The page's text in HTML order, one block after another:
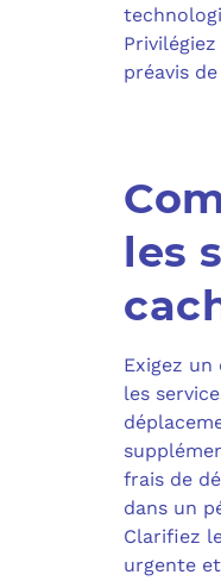
préavis
les
Exigez
les
frais de
dans un
Clarifiez
urgente